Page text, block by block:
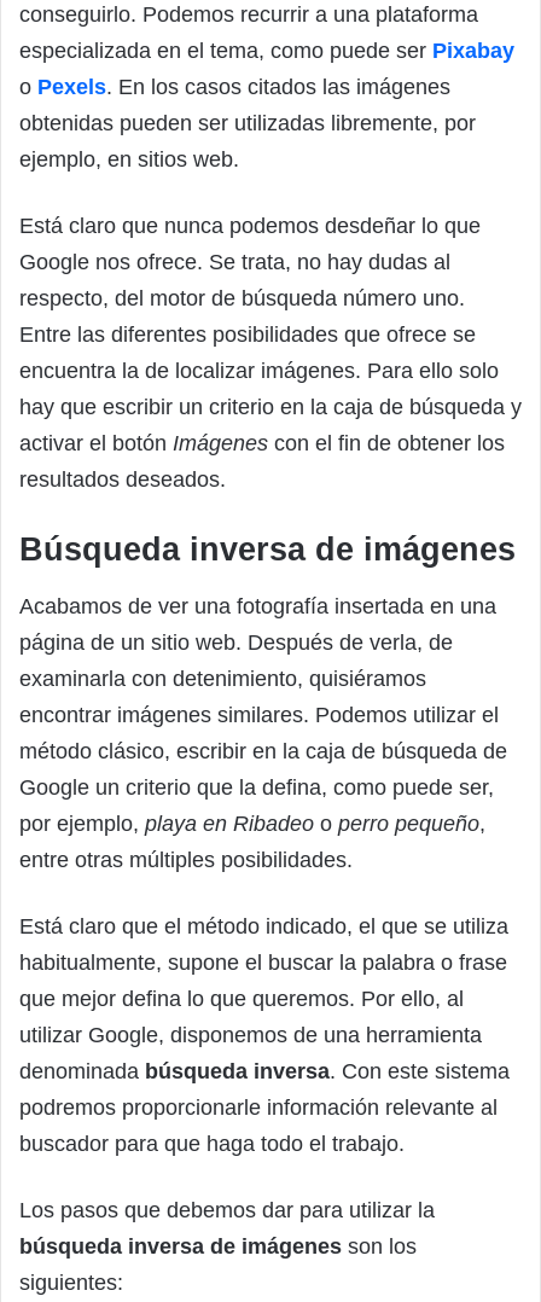
conseguirlo. Podemos recurrir a una plataforma
especializada en el tema, como puede ser Pixabay
o Pexels. En los casos citados las imágenes
obtenidas pueden ser utilizadas libremente, por
ejemplo, en sitios web.
Está claro que nunca podemos desdeñar lo que
Google nos ofrece. Se trata, no hay dudas al
respecto, del motor de búsqueda número uno.
Entre las diferentes posibilidades que ofrece se
encuentra la de localizar imágenes. Para ello solo
hay que escribir un criterio en la caja de búsqueda y
activar el botón Imágenes con el fin de obtener los
resultados deseados.
Búsqueda inversa de imágenes
Acabamos de ver una fotografía insertada en una
página de un sitio web. Después de verla, de
examinarla con detenimiento, quisiéramos
encontrar imágenes similares. Podemos utilizar el
método clásico, escribir en la caja de búsqueda de
Google un criterio que la defina, como puede ser,
por ejemplo, playa en Ribadeo o perro pequeño,
entre otras múltiples posibilidades.
Está claro que el método indicado, el que se utiliza
habitualmente, supone el buscar la palabra o frase
que mejor defina lo que queremos. Por ello, al
utilizar Google, disponemos de una herramienta
denominada búsqueda inversa. Con este sistema
podremos proporcionarle información relevante al
buscador para que haga todo el trabajo.
Los pasos que debemos dar para utilizar la
búsqueda inversa de imágenes son los
siguientes: